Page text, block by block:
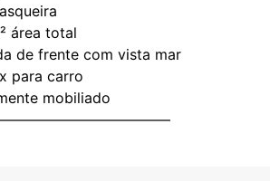
área total
de frente com vista mar
para carro
mobiliado